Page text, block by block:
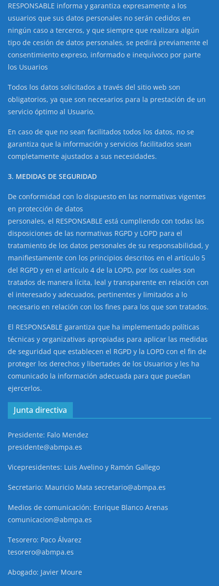
RESPONSABLE informa y garantiza expresamente a los
usuarios que sus datos personales no serán cedidos en
ningún caso a terceros, y que siempre que realizara algún
tipo de cesión de datos personales, se pedirá previamente el
consentimiento expreso, informado e inequívoco por parte
los Usuarios
Todos los datos solicitados a través del sitio web son
obligatorios, ya que son necesarios para la prestación de un
servicio óptimo al Usuario.
En caso de que no sean facilitados todos los datos, no se
garantiza que la información y servicios facilitados sean
completamente ajustados a sus necesidades.
3. MEDIDAS DE SEGURIDAD
De conformidad con lo dispuesto en las normativas vigentes
en protección de datos
personales, el RESPONSABLE está cumpliendo con todas las
disposiciones de las normativas RGPD y LOPD para el
tratamiento de los datos personales de su responsabilidad, y
manifiestamente con los principios descritos en el artículo 5
del RGPD y en el artículo 4 de la LOPD, por los cuales son
tratados de manera lícita, leal y transparente en relación con
el interesado y adecuados, pertinentes y limitados a lo
necesario en relación con los fines para los que son tratados.
El RESPONSABLE garantiza que ha implementado políticas
técnicas y organizativas apropiadas para aplicar las medidas
de seguridad que establecen el RGPD y la LOPD con el fin de
proteger los derechos y libertades de los Usuarios y les ha
comunicado la información adecuada para que puedan
ejercerlos.
Junta directiva
Presidente: Falo Mendez
presidente@abmpa.es
Vicepresidentes: Luis Avelino y Ramón Gallego
Secretario: Mauricio Mata secretario@abmpa.es
Medios de comunicación: Enrique Blanco Arenas
comunicacion@abmpa.es
Tesorero: Paco Álvarez
tesorero@abmpa.es
Abogado: Javier Moure